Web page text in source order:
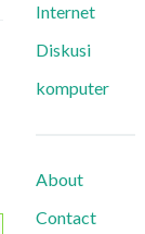
Internet
Diskusi
komputer
About
Contact